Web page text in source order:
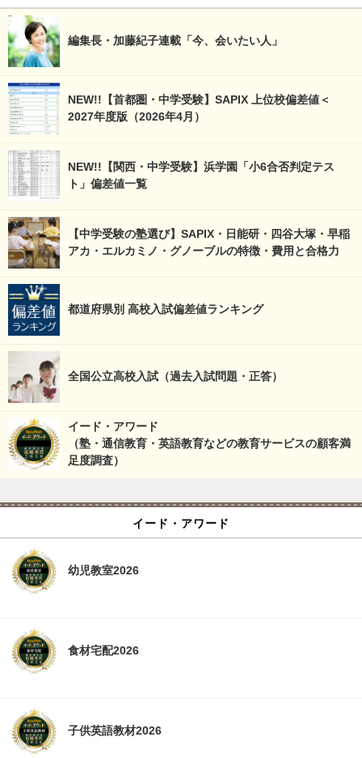
編集長・加藤紀子連載「今、会いたい人」
NEW!!【首都圏・中学受験】SAPIX 上位校偏差値＜
2027年度版（2026年4月）
NEW!!【関西・中学受験】浜学園「小6合否判定テス
ト」偏差値一覧
【中学受験の塾選び】SAPIX・日能研・四谷大塚・早稲
アカ・エルカミノ・グノーブルの特徴・費用と合格力
都道府県別 高校入試偏差値ランキング
全国公立高校入試（過去入試問題・正答）
イード・アワード
（塾・通信教育・英語教育などの教育サービスの顧客満
足度調査）
イード・アワード
幼児教室2026
食材宅配2026
子供英語教材2026